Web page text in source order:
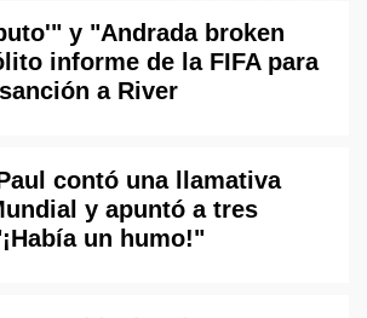
y "Andrada broken
informe de la FIFA para
a River
contó una llamativa
y apuntó a tres
un humo!"